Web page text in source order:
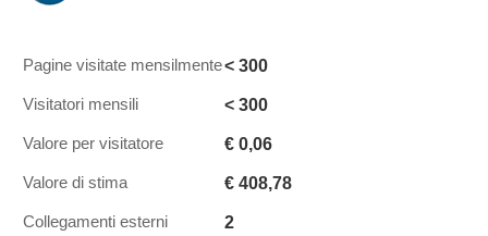
Pagine visitate mensilmente< 300
Visitatori mensili < 300
Valore per visitatore € 0,06
Valore di stima € 408,78
Collegamenti esterni 2